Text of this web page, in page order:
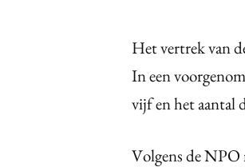
Het vertrek van
In een
vijf en het aantal
Volgens de NPO